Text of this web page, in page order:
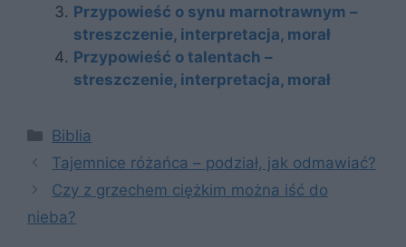
Przypowieść o synu marnotrawnym –
streszczenie, interpretacja, morał
Przypowieść o talentach –
streszczenie, interpretacja, morał
Kategorie
Biblia
Tajemnice różańca – podział, jak odmawiać?
Czy z grzechem ciężkim można iść do
nieba?